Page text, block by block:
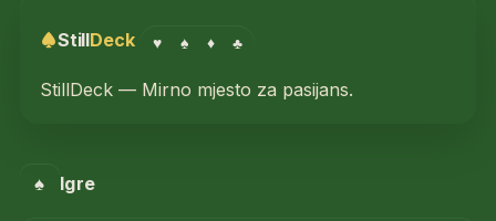
StillDeck ♥ ♠ ♦ ♣
StillDeck — Mirno mjesto za pasijans.
♠ Igre